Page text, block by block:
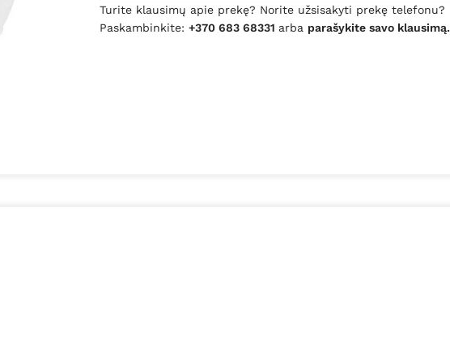
Turite klausimų apie prekę? Norite užsisakyti prekę telefonu?
Paskambinkite:+370 683 68331 arba parašykite savo klausimą.